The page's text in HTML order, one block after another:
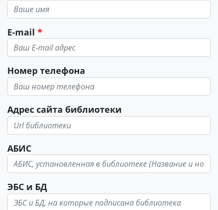
E-mail
Номер телефона
Адрес сайта библиотеки
АБИС
ЭБС и БД